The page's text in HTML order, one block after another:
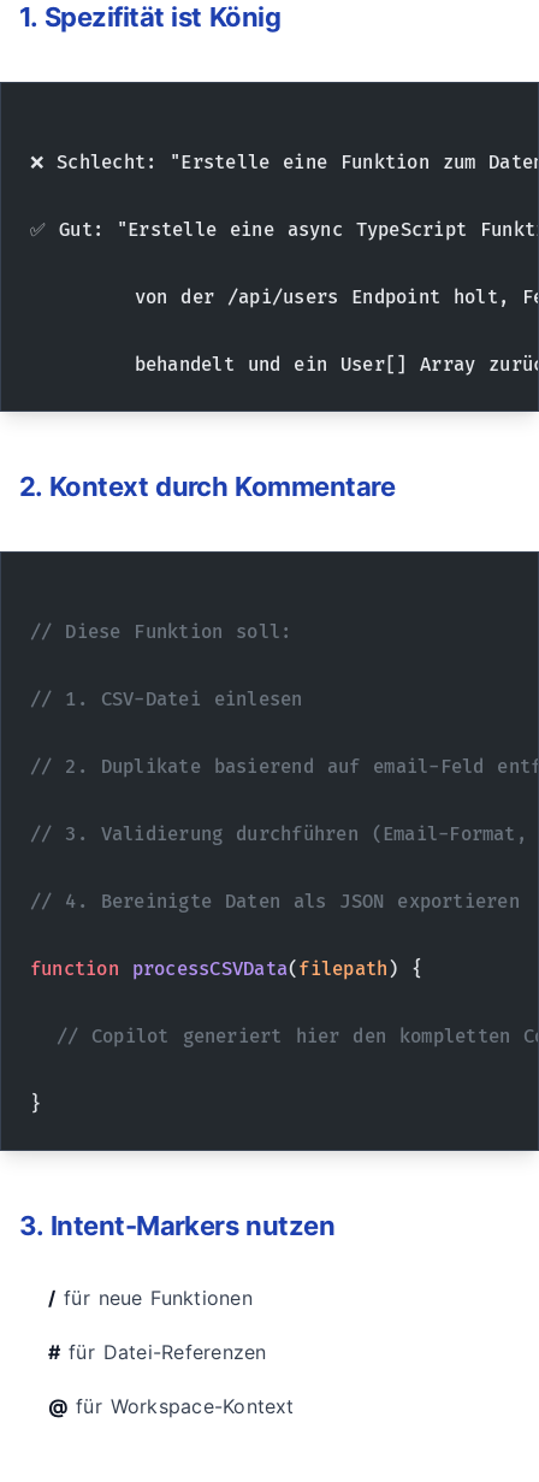
1. Spezifität ist König
❌ Schlecht: "Erstelle eine Funktion zum
✅ Gut: "Erstelle eine async TypeScript
von der /api/users Endpoint holt,
behandelt und ein User[] Array
2. Kontext durch Kommentare
// Diese Funktion soll:
// 1. CSV-Datei einlesen
// 2. Duplikate basierend auf email-Feld
// 3. Validierung durchführen (Email-
// 4. Bereinigte Daten als JSON exportieren
function processCSVData(filepath ) {
// Copilot generiert hier den kompletten
}
3. Intent-Markers nutzen
/ für neue Funktionen
#für Datei-Referenzen
@ für Workspace-Kontext